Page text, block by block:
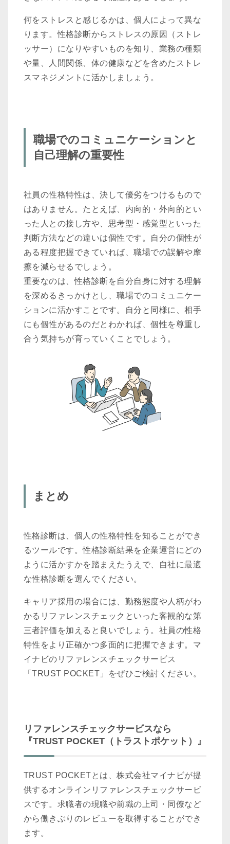
何をストレスと感じるかは、個人によって異な
ります。性格診断からストレスの原因（ストレ
ッサー）になりやすいものを知り、業務の種類
や量、人間関係、体の健康などを含めたストレ
スマネジメントに活かしましょう。
職場でのコミュニケーションと
自己理解の重要性
社員の性格特性は、決して優劣をつけるもので
はありません。たとえば、内向的・外向的とい
った人との接し方や、思考型・感覚型といった
判断方法などの違いは個性です。自分の個性が
ある程度把握できていれば、職場での誤解や摩
擦を減らせるでしょう。
重要なのは、性格診断を自分自身に対する理解
を深めるきっかけとし、職場でのコミュニケー
ションに活かすことです。自分と同様に、相手
にも個性があるのだとわかれば、個性を尊重し
合う気持ちが育っていくことでしょう。
まとめ
性格診断は、個人の性格特性を知ることができ
るツールです。性格診断結果を企業運営にどの
ように活かすかを踏まえたうえで、自社に最適
な性格診断を選んでください。
キャリア採用の場合には、勤務態度や人柄がわ
かるリファレンスチェックといった客観的な第
三者評価を加えると良いでしょう。社員の性格
特性をより正確かつ多面的に把握できます。マ
イナビのリファレンスチェックサービス
「TRUST POCKET」をぜひご検討ください。
リファレンスチェックサービスなら
『TRUST POCKET（トラストポケット）』
TRUST POCKETとは、株式会社マイナビが提
供するオンラインリファレンスチェックサービ
スです。求職者の現職や前職の上司・同僚など
から働きぶりのレビューを取得することができ
ます。